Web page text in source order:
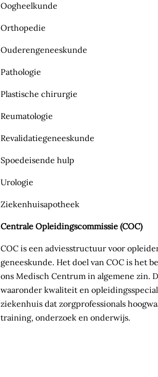
Oogheelkunde
Orthopedie
Ouderengeneeskunde
Pathologie
Plastische chirurgie
Reumatologie
Revalidatiegeneeskunde
Spoedeisende hulp
Urologie
Ziekenhuisapotheek
Centrale Opleidingscommissie (COC)
COC is een adviesstructuur voor
geneeskunde. Het doel van COC is het
ons Medisch Centrum in algemene zin.
waaronder kwaliteit en
ziekenhuis dat zorgprofessionals
training, onderzoek en onderwijs.